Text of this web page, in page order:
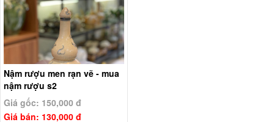
Nậm rượu men rạn vẽ - mua
nậm rượu s2
Giá gốc: 150,000 đ
Giá bán: 130,000 đ